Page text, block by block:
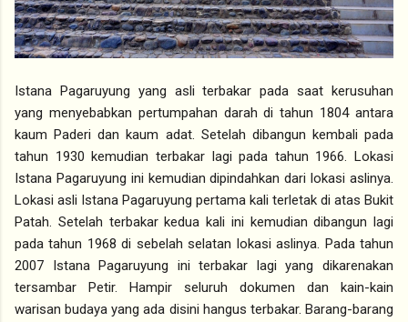
Istana Pagaruyung yang asli terbakar pada saat kerusuhan
yang menyebabkan pertumpahan darah di tahun 1804 antara
kaum Paderi dan kaum adat. Setelah dibangun kembali pada
tahun 1930 kemudian terbakar lagi pada tahun 1966. Lokasi
Istana Pagaruyung ini kemudian dipindahkan dari lokasi aslinya.
Lokasi asli Istana Pagaruyung pertama kali terletak di atas Bukit
Patah. Setelah terbakar kedua kali ini kemudian dibangun lagi
pada tahun 1968 di sebelah selatan lokasi aslinya. Pada tahun
2007 Istana Pagaruyung ini terbakar lagi yang dikarenakan
tersambar Petir. Hampir seluruh dokumen dan kain-kain
warisan budaya yang ada disini hangus terbakar. Barang-barang